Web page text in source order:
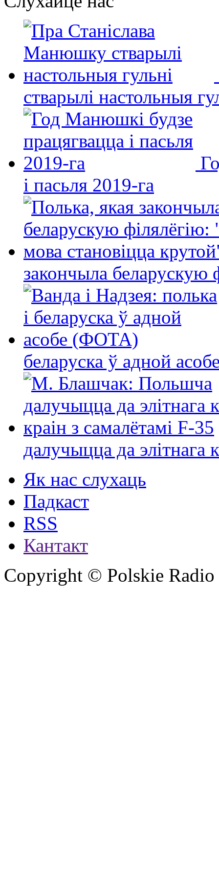
стварылі настольныя
і пасьля 2019-га
закончыла беларускую
беларуска ў адной
далучыцца да элітнага
Як нас слухаць
Падкаст
RSS
Кантакт
Copyright © Polskie